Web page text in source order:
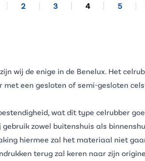
2 3 4 5
wij de enige in de Benelux. Het
een gesloten of semi-gesloten
wat dit type celrubber
zowel buitenshuis als
hiermee zal het materiaal niet
terug zal keren naar zijn